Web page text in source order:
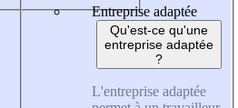
Entreprise adaptée
Qu'est-ce qu'une
entreprise adaptée
?
L'entreprise adaptée